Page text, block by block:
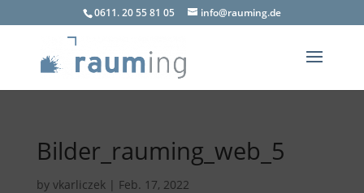
0611. 20 55 81 05 info@rauming.de
Bilder_rauming_web_5
by vkarliczek| Feb. 17, 2022